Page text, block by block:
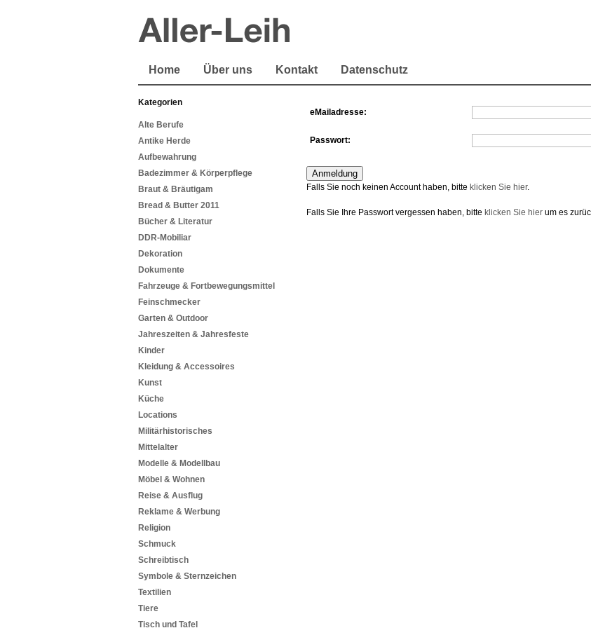
Home Über uns Kontakt Datenschutz
Kategorien
Alte Berufe
Antike Herde
Aufbewahrung
Badezimmer & Körperpflege
Braut & Bräutigam
Bread & Butter 2011
Bücher & Literatur
DDR-Mobiliar
Dekoration
Dokumente
Fahrzeuge & Fortbewegungsmittel
Feinschmecker
Garten & Outdoor
Jahreszeiten & Jahresfeste
Kinder
Kleidung & Accessoires
Kunst
Küche
Locations
Militärhistorisches
Mittelalter
Modelle & Modellbau
Möbel & Wohnen
Reise & Ausflug
Reklame & Werbung
Religion
Schmuck
Schreibtisch
Symbole & Sternzeichen
Textilien
Tiere
Tisch und Tafel
eMailadresse:
Passwort:
Falls Sie noch keinen Account haben, bitte klicken Sie hier.
Falls Sie Ihre Passwort vergessen haben, bitte klicken Sie hier um es